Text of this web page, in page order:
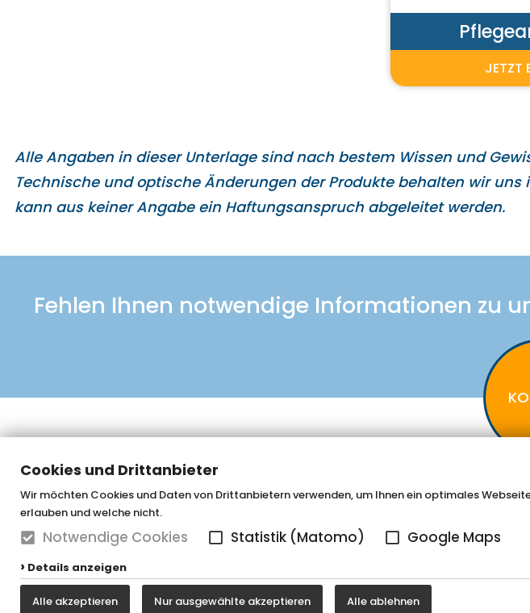
Cookies und Drittanbieter
Wir möchten Cookies und Daten von Drittanbietern verwenden, um Ihnen ein optimales
erlauben und welche nicht.
Notwendige Cookies Statistik (Matomo) Google Maps
Details anzeigen
Alle akzeptieren Nur ausgewählte akzeptieren Alle ablehnen
JETZT
Alle Angaben in dieser Unterlage sind nach bestem Wissen und
Technische und optische Änderungen der Produkte behalten wir
kann aus keiner Angabe ein Haftungsanspruch abgeleitet werden.
Fehlen Ihnen notwendige Informationen zu
OTTOFOND GmbH & Co. KG
Graf-Zeppelin-Straße 42
33181 Bad Wünnenberg-Haaren